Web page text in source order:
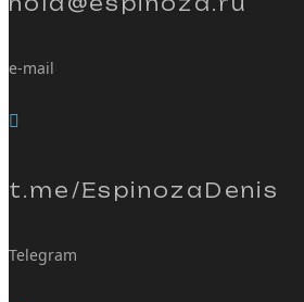
e-mail
t.me/EspinozaDenis
Telegram